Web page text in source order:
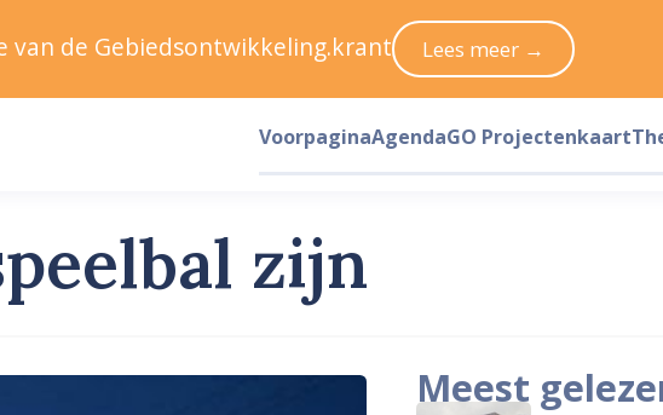
zijn
Meest
van de Gebiedsontwikkeling.krant Lees meer →
VoorpaginaAgendaGO Projectenkaart